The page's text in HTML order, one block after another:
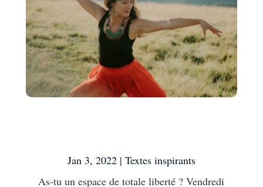
Jan 3, 2022| Textes inspirants
As-tu un espace de totale liberté ? Vendredi